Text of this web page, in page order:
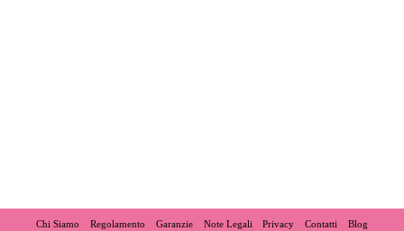
Chi Siamo Regolamento Garanzie Note Legali Privacy Contatti Blog